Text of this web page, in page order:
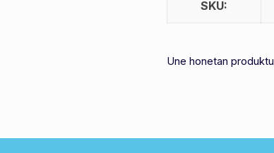
SKU:
Une honetan